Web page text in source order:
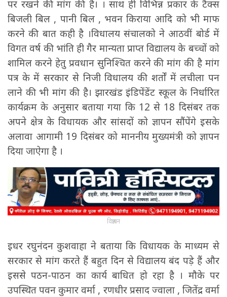
पर रखने की मांग की है। । साथ ही विभिन्न प्रकार के टैक्स
बिजली बिल , पानी बिल , भवन किराया आदि को भी माफ
करने की बात कही है ।विधालय संचालको ने आठवीं बोर्ड में
विगत वर्ष की भांति ही गैर मान्यता प्राप्त विद्यालय के बच्चों को
शामिल करने हेतु प्रवधान सुनिश्चित करने की मांग की है मांग
पत्र के में सरकार से निजी विधालय की शर्तों में लचीला पन
लाने की भी मांग की है। झारखंड इंडिपेंडेंट स्कूल के निर्धारित
कार्यक्रम के अनुसार बताया गया कि 12 से 18 दिसंबर तक
अपने क्षेत्र के विधायक और सांसदों को ज्ञापन सौंपेंगे इसके
अलावा आगामी 19 दिसंबर को माननीय मुख्यमंत्री को ज्ञापन
दिया जाऐगा है ।
विज्ञापन
इधर रघुनंदन कुशवाहा ने बताया कि विधायक के माध्यम से
सरकार से मांग करते हैं बहुत दिन से विद्यालय बंद पड़े हैं और
इससे पठन-पाठन का कार्य बाधित हो रहा है । मौके पर
उपस्थित पवन कुमार वर्मा , रणधीर प्रसाद ज्वाला , जितेंद्र वर्मा